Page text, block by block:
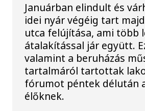
Januárban elindult és
idei nyár végéig tart
utca felújítása, ami több
átalakítással jár együtt.
valamint a beruházás
tartalmáról tartottak
fórumot péntek délután
élőknek.